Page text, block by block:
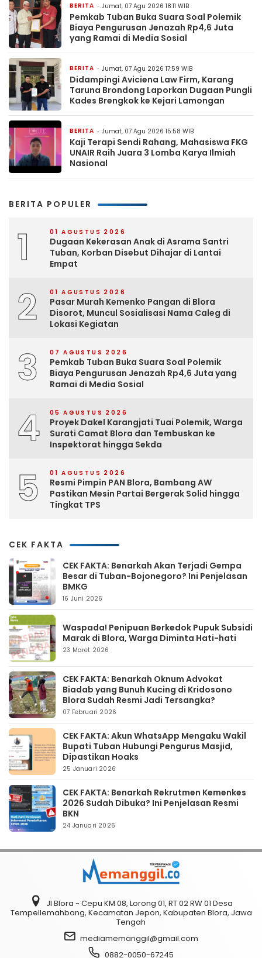
BERITA Jumat, 07 Agu 2026 18:11 WIB
Pemkab Tuban Buka Suara Soal Polemik
Biaya Pengurusan Jenazah Rp4,6 Juta
yang Ramai di Media Sosial
BERITA Jumat, 07 Agu 2026 17:59 WIB
Didampingi Aviciena Law Firm, Karang
Taruna Brondong Laporkan Dugaan Pungli
Kades Brengkok ke Kejari Lamongan
BERITA Jumat, 07 Agu 2026 15:58 WIB
Kaji Terapi Sendi Rahang, Mahasiswa FKG
UNAIR Raih Juara 3 Lomba Karya Ilmiah
Nasional
BERITA POPULER
1 01 AGUSTUS 2026
Dugaan Kekerasan Anak di Asrama Santri
Tuban, Korban Disebut Dihajar di Lantai
Empat
2 01 AGUSTUS 2026
Pasar Murah Kemenko Pangan di Blora
Disorot, Muncul Sosialisasi Nama Caleg di
Lokasi Kegiatan
3 07 AGUSTUS 2026
Pemkab Tuban Buka Suara Soal Polemik
Biaya Pengurusan Jenazah Rp4,6 Juta yang
Ramai di Media Sosial
4 05 AGUSTUS 2026
Proyek Dakel Karangjati Tuai Polemik, Warga
Surati Camat Blora dan Tembuskan ke
Inspektorat hingga Sekda
5 01 AGUSTUS 2026
Resmi Pimpin PAN Blora, Bambang AW
Pastikan Mesin Partai Bergerak Solid hingga
Tingkat TPS
CEK FAKTA
CEK FAKTA: Benarkah Akan Terjadi Gempa
Besar di Tuban-Bojonegoro? Ini Penjelasan
BMKG
16 Juni 2026
Waspada! Penipuan Berkedok Pupuk Subsidi
Marak di Blora, Warga Diminta Hati-hati
23 Maret 2026
CEK FAKTA: Benarkah Oknum Advokat
Biadab yang Bunuh Kucing di Kridosono
Blora Sudah Resmi Jadi Tersangka?
07 Februari 2026
CEK FAKTA: Akun WhatsApp Mengaku Wakil
Bupati Tuban Hubungi Pengurus Masjid,
Dipastikan Hoaks
25 Januari 2026
CEK FAKTA: Benarkah Rekrutmen Kemenkes
2026 Sudah Dibuka? Ini Penjelasan Resmi
BKN
24 Januari 2026
Jl Blora - Cepu KM 08, Lorong 01, RT 02 RW 01 Desa
Tempellemahbang, Kecamatan Jepon, Kabupaten Blora, Jawa
Tengah
mediamemanggil@gmail.com
0882-0050-67245